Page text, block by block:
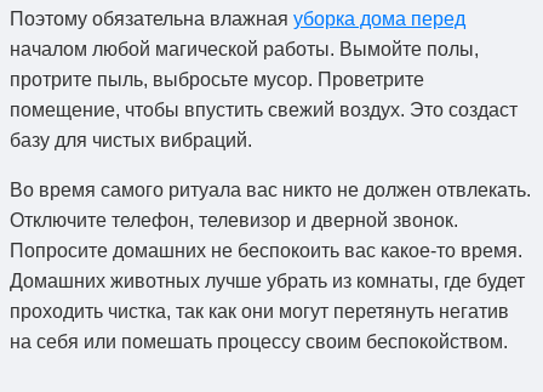
Поэтому обязательна влажная уборка дома перед
началом любой магической работы. Вымойте полы,
протрите пыль, выбросьте мусор. Проветрите
помещение, чтобы впустить свежий воздух. Это создаст
базу для чистых вибраций.
Во время самого ритуала вас никто не должен отвлекать.
Отключите телефон, телевизор и дверной звонок.
Попросите домашних не беспокоить вас какое-то время.
Домашних животных лучше убрать из комнаты, где будет
проходить чистка, так как они могут перетянуть негатив
на себя или помешать процессу своим беспокойством.